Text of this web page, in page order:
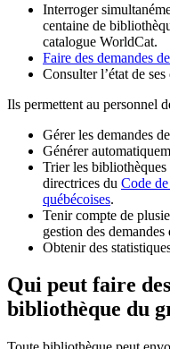
Interroger
centaine de
catalogue WorldCat.
Faire des demandes
Consulter l’état de ses
Ils permettent au personnel
Gérer les demandes
Générer
Trier les bibliothèques
directrices du Code
québécoises.
Tenir compte de
gestion des
Obtenir des
Qui peut faire
bibliothèque du